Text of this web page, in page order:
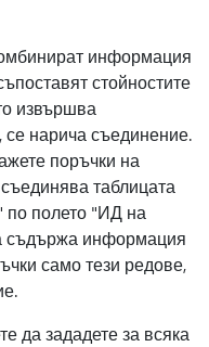
информация
стойностите
извършва
се нарича съединение.
поръчки на
таблицата
по полето "ИД на
съдържа информация
само тези редове,
да зададете за всяка